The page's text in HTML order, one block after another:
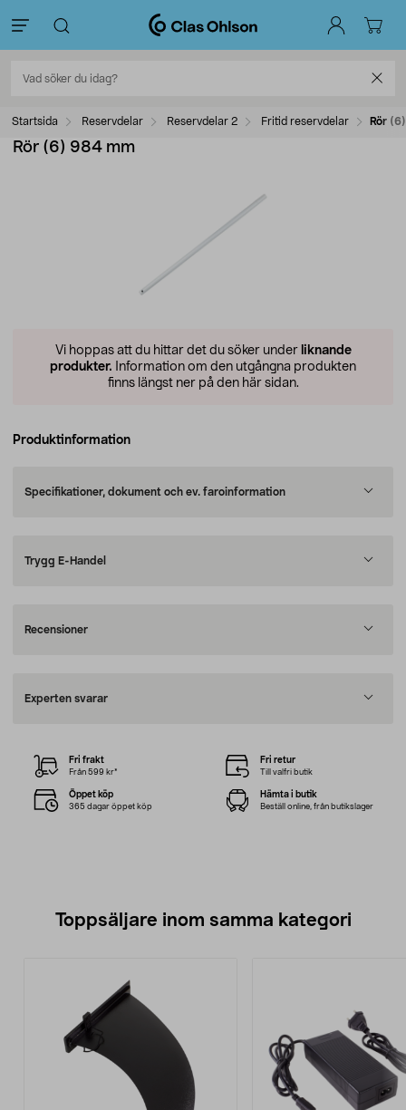
Startsida Reservdelar Reservdelar 2 Fritid reservdelar Rör
Rör (6) 984 mm
Vi hoppas att du hittar det du söker under liknande
produkter. Information om den utgångna produkten
finns längst ner på den här sidan.
Produktinformation
Specifikationer, dokument och ev. faroinformation
Trygg E-Handel
Recensioner
Experten svarar
Fri frakt
Från 599 kr*
Fri retur
Till valfri butik
Öppet köp
365 dagar öppet köp
Hämta i butik
Beställ online, från butikslager
Toppsäljare inom samma kategori